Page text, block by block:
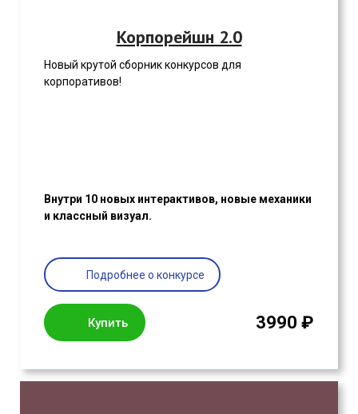
Корпорейшн 2.0
Новый крутой сборник конкурсов для
корпоративов!
Внутри 10 новых интерактивов, новые механики
и классный визуал.
Подробнее о конкурсе
Купить 3990 ₽